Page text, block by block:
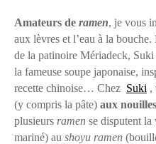
Amateurs de ramen, je vous
aux lèvres et l’eau à la
de la patinoire Mériadeck, Suki
la fameuse soupe japonaise,
recette chinoise… Chez Suki ,
(y compris la pâte) aux nouilles
plusieurs ramen se disputent la
mariné) au shoyu ramen